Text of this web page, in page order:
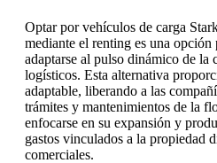
Optar por vehículos de carga
mediante el renting es una opción
adaptarse al pulso dinámico de la
logísticos. Esta alternativa
adaptable, liberando a las
trámites y mantenimientos de la
enfocarse en su expansión y
gastos vinculados a la propiedad
comerciales.